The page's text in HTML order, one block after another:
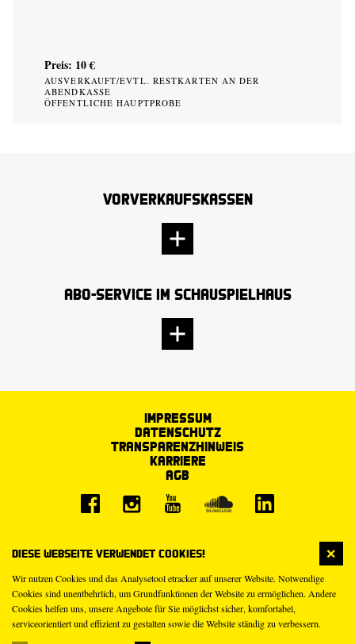
Diese Webseite verwendet Cookies!
Wir nutzen Cookies und das Analysetool etracker auf unserer Website. Notwendige
Cookies sind unentbehrlich, um Grundfunktionen der Website zu ermöglichen. Andere
Cookies helfen uns, unsere Angebote für Sie möglichst sicher, komfortabel,
serviceorientiert und effizient zu gestalten sowie die Website ständig zu verbessern.
Preis: 10 €
AUSVERKAUFT/EVTL. RESTKARTEN AN DER
ABENDKASSE
ÖFFENTLICHE HAUPTPROBE
Vorverkaufskassen
Abo-Service im Schauspielhaus
Impressum
Datenschutz
Transparenzhinweis
Karriere
AGB